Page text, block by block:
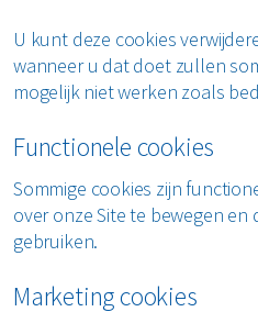
U kunt deze cookies
wanneer u dat doet zullen
mogelijk niet werken zoals
Functionele cookies
Sommige cookies zijn
over onze Site te bewegen en
gebruiken.
Marketing cookies